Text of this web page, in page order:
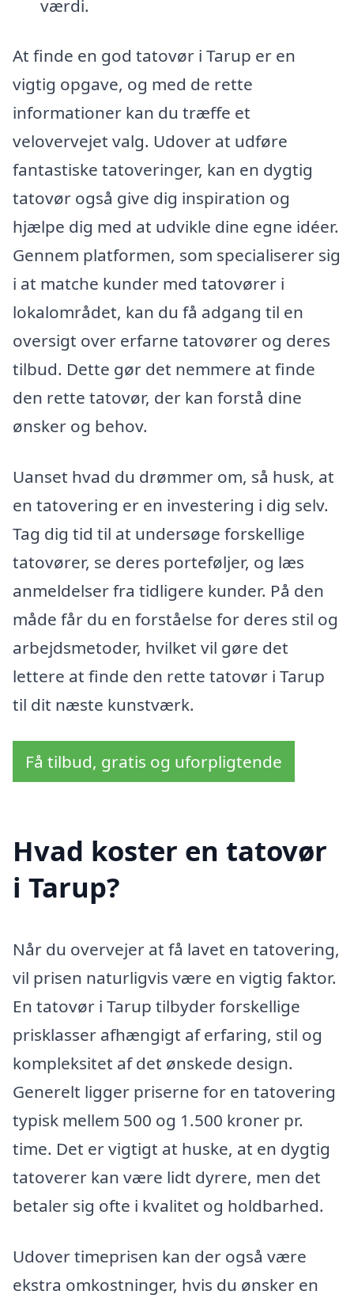
værdi.
At finde en god tatovør i Tarup er en
vigtig opgave, og med de rette
informationer kan du træffe et
velovervejet valg. Udover at udføre
fantastiske tatoveringer, kan en dygtig
tatovør også give dig inspiration og
hjælpe dig med at udvikle dine egne idéer.
Gennem platformen, som specialiserer sig
i at matche kunder med tatovører i
lokalområdet, kan du få adgang til en
oversigt over erfarne tatovører og deres
tilbud. Dette gør det nemmere at finde
den rette tatovør, der kan forstå dine
ønsker og behov.
Uanset hvad du drømmer om, så husk, at
en tatovering er en investering i dig selv.
Tag dig tid til at undersøge forskellige
tatovører, se deres porteføljer, og læs
anmeldelser fra tidligere kunder. På den
måde får du en forståelse for deres stil og
arbejdsmetoder, hvilket vil gøre det
lettere at finde den rette tatovør i Tarup
til dit næste kunstværk.
Få tilbud, gratis og uforpligtende
Hvad koster en tatovør
i Tarup?
Når du overvejer at få lavet en tatovering,
vil prisen naturligvis være en vigtig faktor.
En tatovør i Tarup tilbyder forskellige
prisklasser afhængigt af erfaring, stil og
kompleksitet af det ønskede design.
Generelt ligger priserne for en tatovering
typisk mellem 500 og 1.500 kroner pr.
time. Det er vigtigt at huske, at en dygtig
tatoverer kan være lidt dyrere, men det
betaler sig ofte i kvalitet og holdbarhed.
Udover timeprisen kan der også være
ekstra omkostninger, hvis du ønsker en